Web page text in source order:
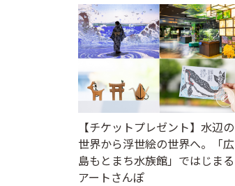
【チケットプレゼント】水辺の
世界から浮世絵の世界へ。「広
島もとまち水族館」ではじまる
アートさんぽ